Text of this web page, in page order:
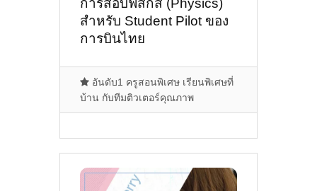
การสอบฟิสิกส์ (Physics)
สำหรับ Student Pilot ของ
การบินไทย
อันดับ1 ครูสอนพิเศษ เรียนพิเศษที่
บ้าน กับทีมติวเตอร์คุณภาพ